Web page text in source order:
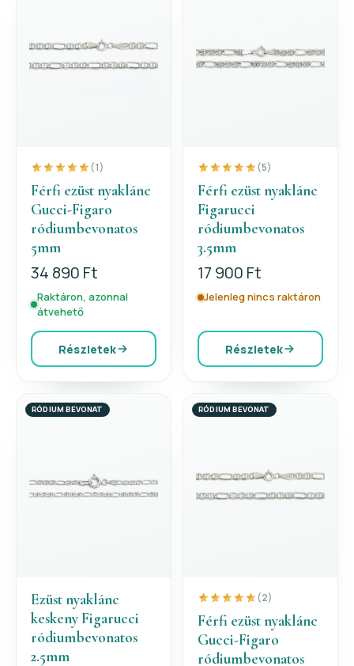
(1)
Férfi ezüst nyaklánc
Gucci-Figaro
ródiumbevonatos
5mm
34 890 Ft
Raktáron, azonnal
átvehető
Részletek
(5)
Férfi ezüst nyaklánc
Figarucci
ródiumbevonatos
3.5mm
17 900 Ft
Jelenleg nincs raktáron
Részletek
RÓDIUM BEVONAT
Ezüst nyaklánc
keskeny Figarucci
ródiumbevonatos
2.5mm
RÓDIUM BEVONAT
(2)
Férfi ezüst nyaklánc
Gucci-Figaro
ródiumbevonatos